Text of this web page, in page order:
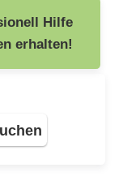
Hilfe
erhalten!